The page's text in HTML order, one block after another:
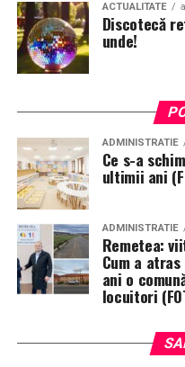
ACTUALITATE
Discotecă
unde!
ADMINISTRATIE
Ce s-a
ultimii ani
ADMINISTRATIE
Remetea:
Cum a
ani o
locuitori